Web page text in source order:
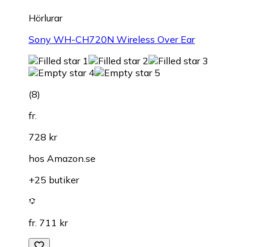
Hörlurar
Sony WH-CH720N Wireless Over Ear
(8)
fr.
728 kr
hos Amazon.se
+25 butiker
fr. 711 kr